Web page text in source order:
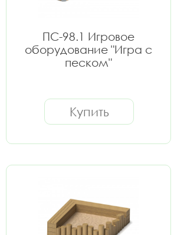
ПС-98.1 Игровое
оборудование "Игра с
песком"
Купить